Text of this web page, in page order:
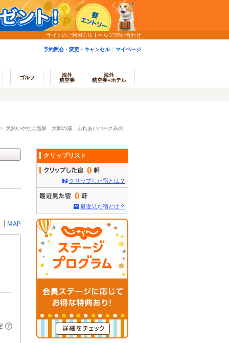
サイトのご利用方法 ヘルプ/問い合わせ
予約照会・変更・キャンセル マイページ
ゴルフ
海外
航空券
海外
航空券+ホテル
> 天然いやだに温泉 大師の湯 ふれあいパークみの
MAP
クリップリスト
0
クリップした宿とは？
0
最近見た宿とは？